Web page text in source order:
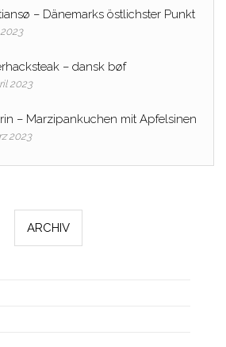
– Dänemarks östlichster Punkt
– dansk bøf
2023
– Marzipankuchen mit Apfelsinen
2023
ARCHIV